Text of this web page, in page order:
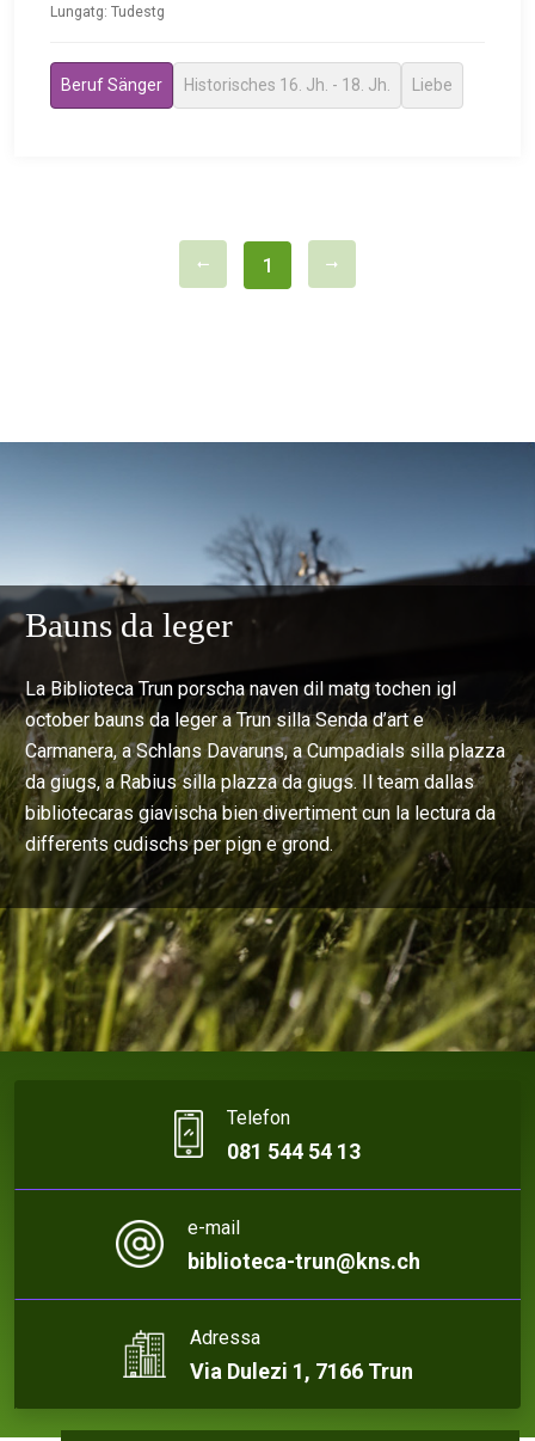
Lungatg: Tudestg
Beruf Sänger Historisches 16. Jh. - 18. Jh. Liebe
1
Bauns da leger
La Biblioteca Trun porscha naven dil matg tochen igl
october bauns da leger a Trun silla Senda d’art e
Carmanera, a Schlans Davaruns, a Cumpadials silla plazza
da giugs, a Rabius silla plazza da giugs. Il team dallas
bibliotecaras giavischa bien divertiment cun la lectura da
differents cudischs per pign e grond.
Telefon
081 544 54 13
e-mail
biblioteca-trun@kns.ch
Adressa
Via Dulezi 1, 7166 Trun